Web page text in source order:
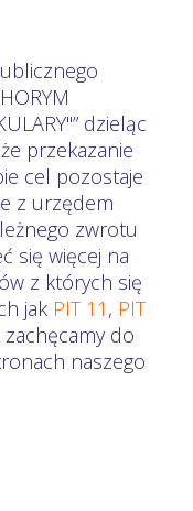
dzieląc
przekazanie
cel pozostaje
z urzędem
zwrotu
się więcej na
z których się
jak PIT 11 , PIT
zachęcamy do
naszego